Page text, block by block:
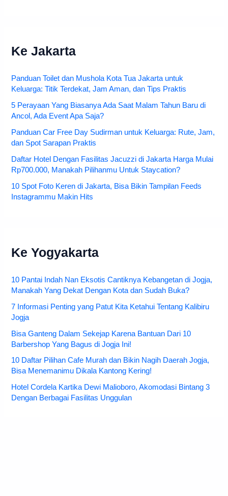
Ke Jakarta
Panduan Toilet dan Mushola Kota Tua Jakarta untuk
Keluarga: Titik Terdekat, Jam Aman, dan Tips Praktis
5 Perayaan Yang Biasanya Ada Saat Malam Tahun Baru di
Ancol, Ada Event Apa Saja?
Panduan Car Free Day Sudirman untuk Keluarga: Rute, Jam,
dan Spot Sarapan Praktis
Daftar Hotel Dengan Fasilitas Jacuzzi di Jakarta Harga Mulai
Rp700.000, Manakah Pilihanmu Untuk Staycation?
10 Spot Foto Keren di Jakarta, Bisa Bikin Tampilan Feeds
Instagrammu Makin Hits
Ke Yogyakarta
10 Pantai Indah Nan Eksotis Cantiknya Kebangetan di Jogja,
Manakah Yang Dekat Dengan Kota dan Sudah Buka?
7 Informasi Penting yang Patut Kita Ketahui Tentang Kalibiru
Jogja
Bisa Ganteng Dalam Sekejap Karena Bantuan Dari 10
Barbershop Yang Bagus di Jogja Ini!
10 Daftar Pilihan Cafe Murah dan Bikin Nagih Daerah Jogja,
Bisa Menemanimu Dikala Kantong Kering!
Hotel Cordela Kartika Dewi Malioboro, Akomodasi Bintang 3
Dengan Berbagai Fasilitas Unggulan